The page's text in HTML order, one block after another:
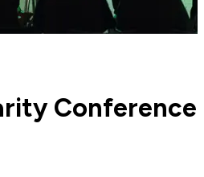
Conference